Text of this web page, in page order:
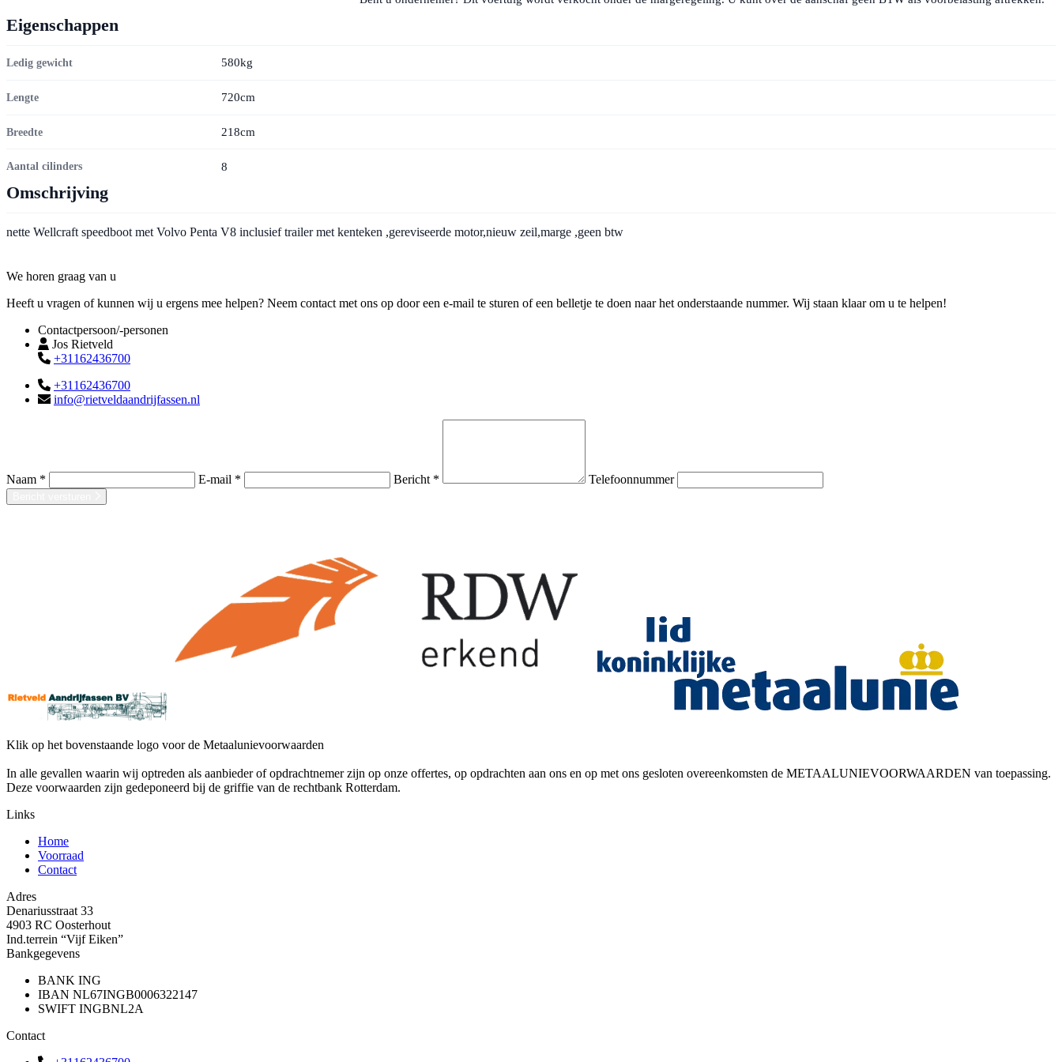
Eigenschappen
Ledig gewicht 580kg
Lengte 720cm
Breedte 218cm
Aantal cilinders 8
Omschrijving
nette Wellcraft speedboot met Volvo Penta V8 inclusief trailer met kenteken ,gereviseerde motor,nieuw zeil,marge ,geen btw
We horen graag van u
Heeft u vragen of kunnen wij u ergens mee helpen? Neem contact met ons op door een e-mail te sturen of een belletje te doen naar het onderstaande nummer. Wij staan klaar om u te helpen!
Contactpersoon/-personen
Jos Rietveld
+31162436700
+31162436700
info@rietveldaandrijfassen.nl
Naam * E-mail * Bericht * Telefoonnummer
Klik op het bovenstaande logo voor de Metaalunievoorwaarden
In alle gevallen waarin wij optreden als aanbieder of opdrachtnemer zijn op onze offertes, op opdrachten aan ons en op met ons gesloten overeenkomsten de METAALUNIEVOORWAARDEN van toepassing.
Deze voorwaarden zijn gedeponeerd bij de griffie van de rechtbank Rotterdam.
Links
Home
Voorraad
Contact
Adres
Denariusstraat 33
4903 RC Oosterhout
Ind.terrein “Vijf Eiken”
Bankgegevens
BANK ING
IBAN NL67INGB0006322147
SWIFT INGBNL2A
Contact